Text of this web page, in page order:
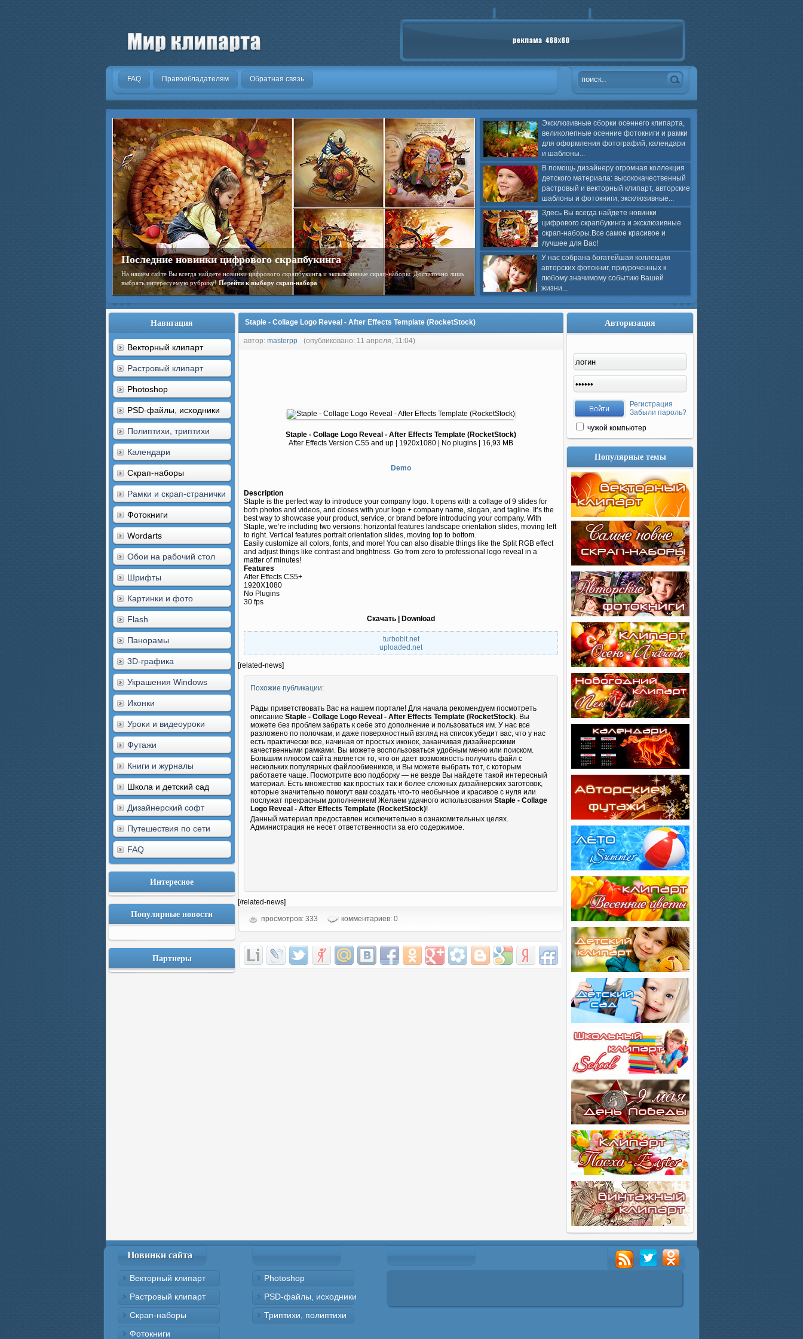
.
FAQ Правообладателям Обратная связь
Эксклюзивные сборки осеннего клипарта,
великолепные осенние фотокниги и рамки
для оформления фотографий, календари
и шаблоны...
В помощь дизайнеру огромная коллекция
детского материала: высококачественный
растровый и векторный клипарт, авторские
шаблоны и фотокниги, эксклюзивные...
Здесь Вы всегда найдете новинки
цифрового скрапбукинга и эксклюзивные
скрап-наборы.Все самое красивое и
лучшее для Вас!
У нас собрана богатейшая коллекция
авторских фотокниг, приуроченных к
любому значимому событию Вашей
жизни...
Последние новинки цифрового скрапбукинга
На нашем сайте Вы всегда найдете новинки цифрового скрапбукинга и эксклюзивные скрап-наборы. Достаточно лишь
выбрать интересуемую рубрику!Перейти к выбору скрап-набора
Навигация
Векторный клипарт
Растровый клипарт
Photoshop
PSD-файлы, исходники
Полиптихи, триптихи
Календари
Скрап-наборы
Рамки и скрап-странички
Фотокниги
Wordarts
Обои на рабочий стол
Шрифты
Картинки и фото
Flash
Панорамы
3D-графика
Украшения Windows
Иконки
Уроки и видеоуроки
Футажи
Книги и журналы
Школа и детский сад
Дизайнерский софт
Путешествия по сети
FAQ
Интересное
Популярные новости
Партнеры
Staple - Collage Logo Reveal - After Effects Template (RocketStock)
автор: masterpp (опубликовано: 11 апреля, 11:04)
Staple - Collage Logo Reveal - After Effects Template (RocketStock)
After Effects Version CS5 and up | 1920x1080 | No plugins | 16,93 MB
Demo
Description
Staple is the perfect way to introduce your company logo. It opens with a collage of 9 slides for
both photos and videos, and closes with your logo + company name, slogan, and tagline. It’s the
best way to showcase your product, service, or brand before introducing your company. With
Staple, we’re including two versions: horizontal features landscape orientation slides, moving left
to right. Vertical features portrait orientation slides, moving top to bottom.
Easily customize all colors, fonts, and more! You can also disable things like the Split RGB effect
and adjust things like contrast and brightness. Go from zero to professional logo reveal in a
matter of minutes!
Features
After Effects CS5+
1920X1080
No Plugins
30 fps
Скачать | Download
turbobit.net
uploaded.net
[related-news]
Похожие публикации:
Рады приветствовать Вас на нашем портале! Для начала рекомендуем посмотреть
описание Staple - Collage Logo Reveal - After Effects Template (RocketStock). Вы
можете без проблем забрать к себе это дополнение и пользоваться им. У нас все
разложено по полочкам, и даже поверхностный взгляд на список убедит вас, что у нас
есть практически все, начиная от простых иконок, заканчивая дизайнерскими
качественными рамками. Вы можете воспользоваться удобным меню или поиском.
Большим плюсом сайта является то, что он дает возможность получить файл с
нескольких популярных файлообмеников, и Вы можете выбрать тот, с которым
работаете чаще. Посмотрите всю подборку — не везде Вы найдете такой интересный
материал. Есть множество как простых так и более сложных дизайнерских заготовок,
которые значительно помогут вам создать что-то необычное и красивое с нуля или
послужат прекрасным дополнением! Желаем удачного использования Staple - Collage
Logo Reveal - After Effects Template (RocketStock)!
Данный материал предоставлен исключительно в ознакомительных целях.
Администрация не несет ответственности за его содержимое.
[/related-news]
просмотров: 333
комментариев: 0
Авторизация
Регистрация
Забыли пароль?
чужой компьютер
Популярные темы
Новинки сайта
Векторный клипарт
Растровый клипарт
Скрап-наборы
Фотокниги
Photoshop
PSD-файлы, исходники
Триптихи, полиптихи